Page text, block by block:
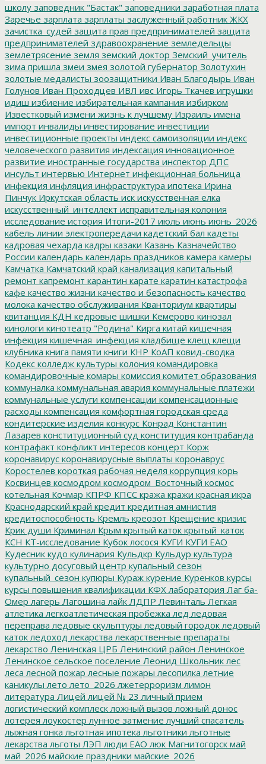
школу заповедник "Бастак" заповедники заработная плата
Заречье зарплата зарплаты заслуженный работник ЖКХ
зачистка_судей защита прав предпринимателей защита
предпринимателей здравоохранение земледельцы
землетрясение земля земский доктор Земский_учитель
зима пришла змеи змея золотой губернатор Золотухин
золотые медалисты зоозащитники Иван Благодырь Иван
Голунов Иван Проходцев ИВЛ ивс Игорь Ткачев игрушки
идиш избиение избирательная кампания избирком
Известковый измени жизнь к лучшему Израиль имена
импорт инвалиды инвестирование инвестиции
инвестиционные проекты индекс самоизоляции индекс
человеческого развития индексация инновационное
развитие иностранные государства инспектор ДПС
инсульт интервью Интернет инфекционная больница
инфекция инфляция инфраструктура ипотека Ирина
Пинчук Иркутская область иск искусственная елка
искусственный_интеллект исправительная колония
исследование история Итоги-2017 июль июнь июнь_2026
кабель линии электропередачи кадетский бал кадеты
кадровая чехарда кадры казаки Казань Казначейство
России календарь календарь праздников камера камеры
Камчатка Камчатский край канализация капитальный
ремонт капремонт карантин карате каратин катастрофа
кафе качество жизни качество и безопасность качество
молока качество обслуживания Кванториум квартиры
квитанция КДН кедровые шишки Кемерово кинозал
кинологи кинотеатр "Родина" Кирга китай кишечная
инфекция кишечная_инфекция кладбище клещ клещи
клубника книга памяти книги КНР КоАП ковид-сводка
Кодекс колледж культуры колония командировка
командировочные комары комиссия комитет образования
коммуналка коммунальная авария коммунальные платежи
коммунальные услуги компенсации компенсационные
расходы компенсация комфортная городская среда
кондитерские изделия конкурс Конрад Константин
Лазарев конституционный суд конституция контрабанда
контрафакт конфликт интересов концерт Корж
коронавирус коронавирусные выплаты коронаврус
Коростелев короткая рабочая неделя коррупция корь
Косвинцев космодром космодром_Восточный космос
котельная Кочмар КПРФ КПСС кража кражи красная икра
Краснодарский край кредит кредитная амнистия
кредитоспособность Кремль креозот Крещение кризис
Крик души Криминал Крым крытый каток крытый_каток
КСН КТ-исследование Кубок лосося КУГИ КУГИ ЕАО
Кудесник кудо кулинария Кульдкр Кульдур культура
культурно досуговый центр купальный сезон
купальный_сезон купюры Кураж курение Куренков курсы
курсы повышения квалификации КФХ лаборатория Лаг ба-
Омер лагерь Лагошина лайк ЛДПР Левинталь Легкая
атлетика легкоатлетическая пробежка лед ледовая
переправа ледовые скульптуры ледовый городок ледовый
каток ледоход лекарства лекарственные препараты
лекарство Ленинская ЦРБ Ленинский район Ленинское
Ленинское сельское поселение Леонид Школьник лес
леса лесной пожар лесные пожары лесопилка летние
каникулы лето лето_2026 лжетерроризм лимон
литература Лицей лицей № 23 личный прием
логистический комплеск ложный вызов ложный донос
лотерея лоукостер лунное затмение лучший спасатель
лыжная гонка льготная ипотека льготники льготные
лекарства льготы ЛЭП люди ЕАО люк Магнитогорск май
май_2026 майские праздники майские_2026